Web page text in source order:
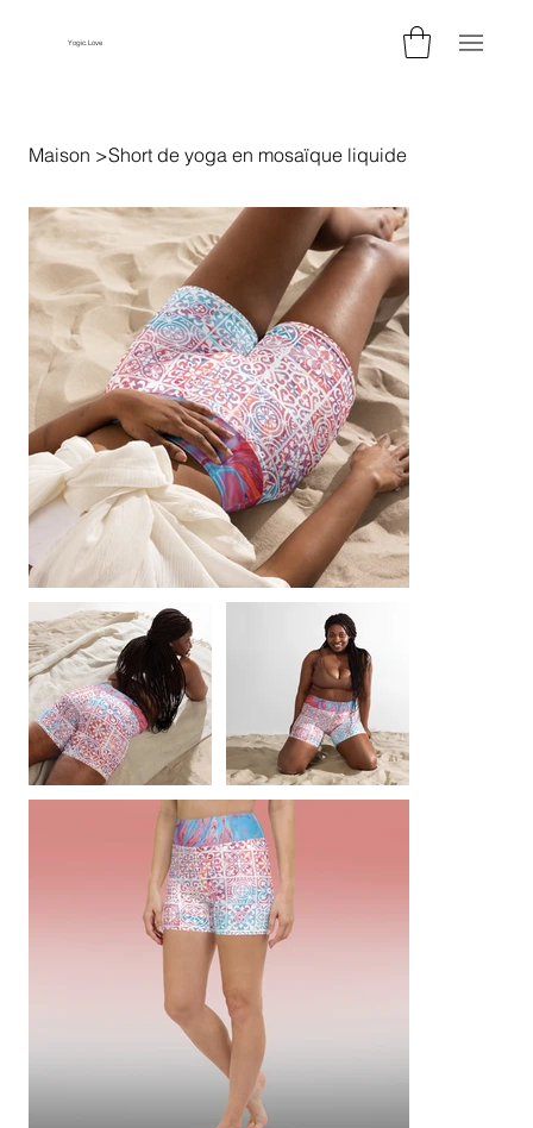
Yogic.Love
Maison >Short de yoga en mosaïque liquide